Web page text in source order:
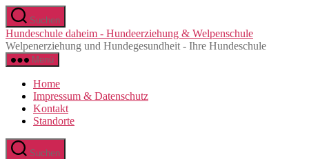
Direkt
zum
Inhalt
wechseln
Suchen
Hundeschule daheim - Hundeerziehung & Welpenschule
Welpenerziehung und Hundegesundheit - Ihre Hundeschule
Menü
Home
Impressum & Datenschutz
Kontakt
Standorte
Suchen